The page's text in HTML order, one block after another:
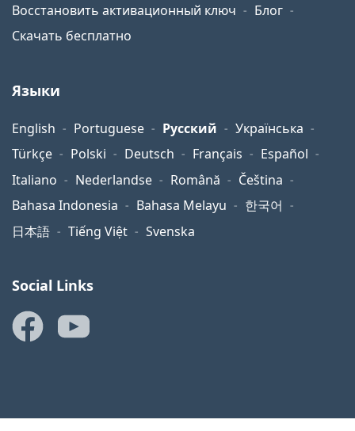
Восстановить активационный ключ
Блог
Скачать бесплатно
Языки
English Portuguese Русский
Українська
Türkçe
Polski Deutsch Français
Español
Italiano
Nederlandse Română
Čeština
Bahasa Indonesia
Bahasa Melayu
한국어
日本語
Tiếng Việt Svenska
Social Links